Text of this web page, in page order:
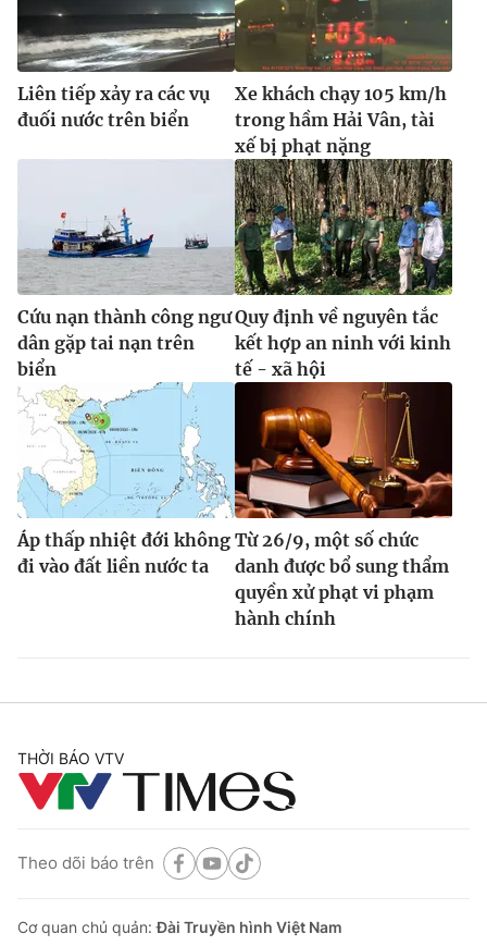
Liên tiếp xảy ra các vụ
đuối nước trên biển
Xe khách chạy 105 km/h
trong hầm Hải Vân, tài
xế bị phạt nặng
Cứu nạn thành công ngư
dân gặp tai nạn trên
biển
Quy định về nguyên tắc
kết hợp an ninh với kinh
tế - xã hội
Áp thấp nhiệt đới không
đi vào đất liền nước ta
Từ 26/9, một số chức
danh được bổ sung thẩm
quyền xử phạt vi phạm
hành chính
THỜI BÁO VTV
Theo dõi báo trên
Cơ quan chủ quản:Đài Truyền hình Việt Nam